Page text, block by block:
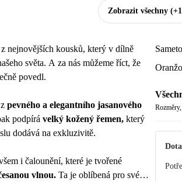
Zobrazit všechny
nejnovějších kousků, který v dílně
světa. A za nás můžeme říct, že
povedl.
pevného a elegantního jasanového
podpírá velký kožený řemen, který
dodává na exkluzivitě.
i čalounění, které je tvořené
vlnou. Ta je oblíbená pro své